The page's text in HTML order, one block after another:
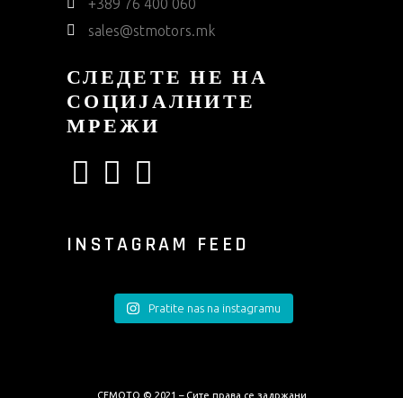
+389 76 400 060
sales@stmotors.mk
СЛЕДЕТЕ НЕ НА
СОЦИЈАЛНИТЕ
МРЕЖИ
INSTAGRAM FEED
Pratite nas na instagramu
CFMOTO © 2021 – Сите права се задржани